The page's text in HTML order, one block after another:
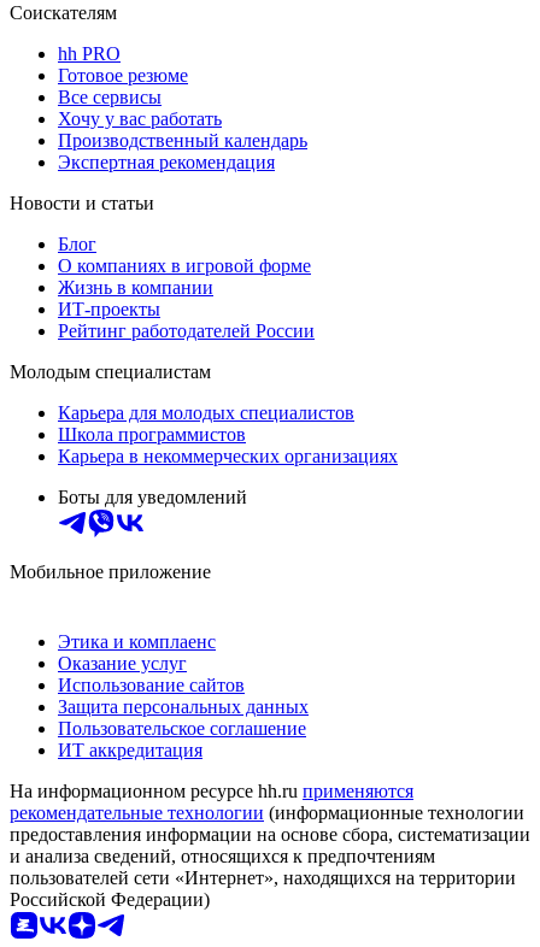
Соискателям
hh PRO
Готовое резюме
Все сервисы
Хочу у вас работать
Производственный календарь
Экспертная рекомендация
Новости и статьи
Блог
О компаниях в игровой форме
Жизнь в компании
ИТ-проекты
Рейтинг работодателей России
Молодым специалистам
Карьера для молодых специалистов
Школа программистов
Карьера в некоммерческих организациях
Боты для уведомлений
Мобильное приложение
Этика и комплаенс
Оказание услуг
Использование сайтов
Защита персональных данных
Пользовательское соглашение
ИТ аккредитация
На информационном ресурсе hh.ru применяются
рекомендательные технологии (информационные технологии
предоставления информации на основе сбора, систематизации
и анализа сведений, относящихся к предпочтениям
пользователей сети «Интернет», находящихся на территории
Российской Федерации)